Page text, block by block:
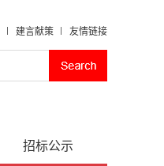
建言献策 友情链接
招标公示